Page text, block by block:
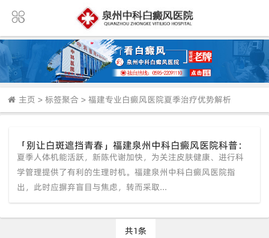
主页 > 标签聚合 > 福建专业白癜风医院夏季治疗优势解析
「别让白斑遮挡青春」福建泉州中科白癜风医院科普：
夏季新陈代谢旺盛，抓住时机科学祛白正当时
夏季人体机能活跃，新陈代谢加快，为关注皮肤健康、进行科
学管理提供了有利的生理时机。福建泉州中科白癜风医院指
出，此时应摒弃盲目与焦虑，转而采取...
共1条